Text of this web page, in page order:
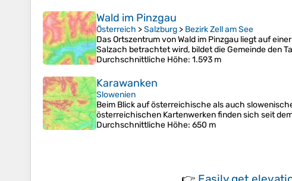
Wald im Pinzgau
Österreich >Salzburg > Bezirk Zell am See
Das Ortszentrum von Wald im Pinzgau liegt auf
Salzach betrachtet wird, bildet die Gemeinde den
Durchschnittliche Höhe: 1.593 m
Karawanken
Slowenien
Beim Blick auf österreichische als auch
österreichischen Kartenwerken finden sich seit
Durchschnittliche Höhe: 650 m